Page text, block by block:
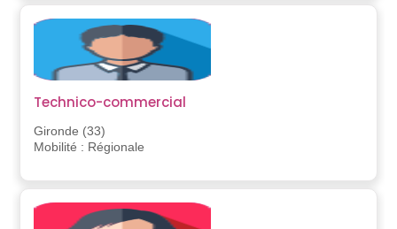
Technico-commercial
Gironde (33)
Mobilité : Régionale